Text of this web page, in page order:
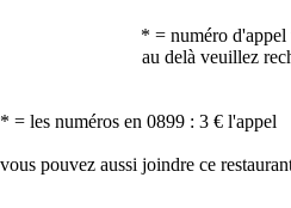
* = numéro d'appel
au delà veuillez
* = les numéros en 0899 : 3 € l'appel
vous pouvez aussi joindre ce